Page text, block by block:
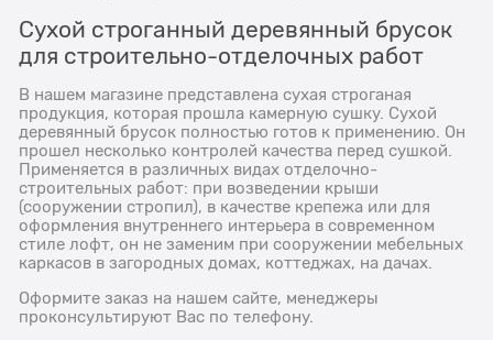
Сухой строганный деревянный брусок
для строительно-отделочных работ
В нашем магазине представлена сухая строганая
продукция, которая прошла камерную сушку. Сухой
деревянный брусок полностью готов к применению. Он
прошел несколько контролей качества перед сушкой.
Применяется в различных видах отделочно-
строительных работ: при возведении крыши
(сооружении стропил), в качестве крепежа или для
оформления внутреннего интерьера в современном
стиле лофт, он не заменим при сооружении мебельных
каркасов в загородных домах, коттеджах, на дачах.
Оформите заказ на нашем сайте, менеджеры
проконсультируют Вас по телефону.